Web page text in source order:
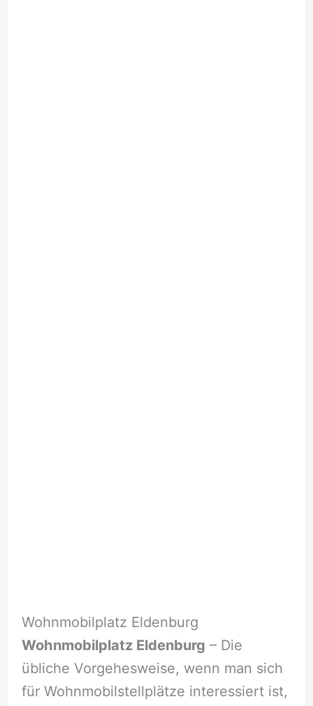
Wohnmobilplatz Eldenburg
Wohnmobilplatz Eldenburg – Die
übliche Vorgehesweise, wenn man sich
für Wohnmobilstellplätze interessiert ist,